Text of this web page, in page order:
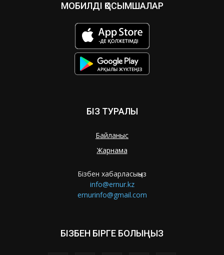
МОБИЛДІ ҚОСЫМШАЛАР
БІЗ ТУРАЛЫ
Байланыс
Жарнама
Бізбен хабарласыңыз
info@ernur.kz
ernurinfo@gmail.com
БІЗБЕН БІРГЕ БОЛЫҢЫЗ